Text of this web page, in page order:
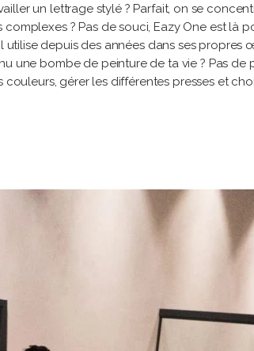
un lettrage stylé ? Parfait, on se
? Pas de souci, Eazy One est là
utilise depuis des années dans ses propres
une bombe de peinture de ta vie ? Pas de
gérer les différentes presses et